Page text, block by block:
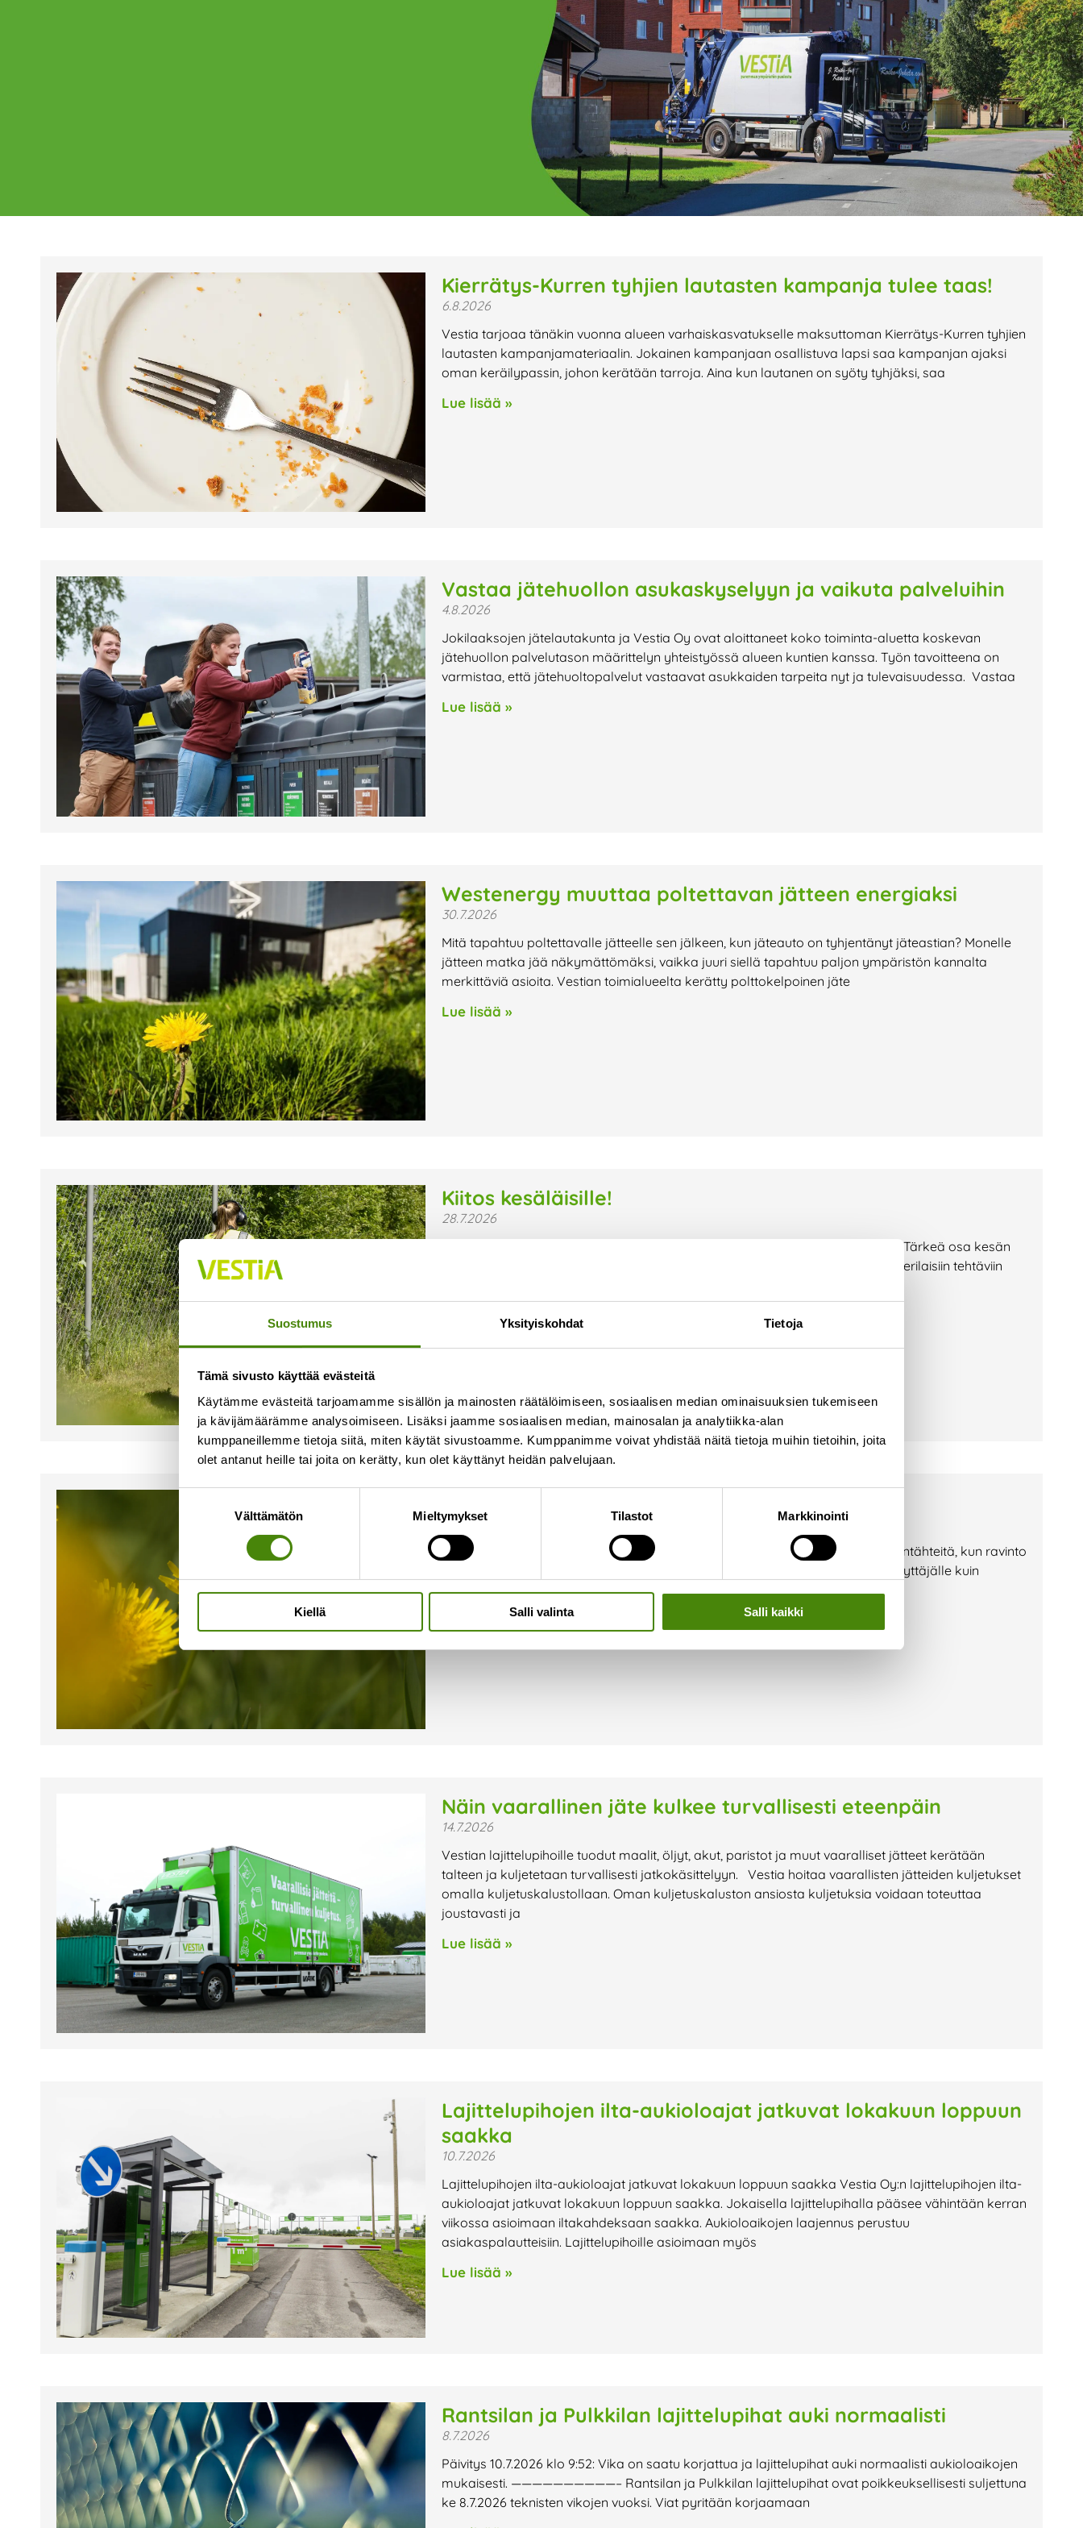
Suostumus Yksityiskohdat Tietoja
Tämä sivusto käyttää evästeitä
Käytämme evästeitä tarjoamamme sisällön ja mainosten räätälöimiseen, sosiaalisen median ominaisuuksien tukemiseen
ja kävijämäärämme analysoimiseen. Lisäksi jaamme sosiaalisen median, mainosalan ja analytiikka-alan
kumppaneillemme tietoja siitä, miten käytät sivustoamme. Kumppanimme voivat yhdistää näitä tietoja muihin tietoihin, joita
olet antanut heille tai joita on kerätty, kun olet käyttänyt heidän palvelujaan.
Välttämätön Mieltymykset Tilastot Markkinointi
Kiellä Salli valinta Salli kaikki
Ajankohtaista
Tältä sivulta löydät Vestian ajankohtaiset uutiset,
mahdolliset poikkeukset aukioloajoissa ja lähiaikojen
tapahtumat.
Kierrätys-Kurren tyhjien lautasten kampanja tulee taas!
6.8.2026
Vestia tarjoaa tänäkin vuonna alueen varhaiskasvatukselle maksuttoman Kierrätys-Kurren tyhjien
lautasten kampanjamateriaalin. Jokainen kampanjaan osallistuva lapsi saa kampanjan ajaksi
oman keräilypassin, johon kerätään tarroja. Aina kun lautanen on syöty tyhjäksi, saa
Lue lisää »
Vastaa jätehuollon asukaskyselyyn ja vaikuta palveluihin
4.8.2026
Jokilaaksojen jätelautakunta ja Vestia Oy ovat aloittaneet koko toiminta-aluetta koskevan
jätehuollon palvelutason määrittelyn yhteistyössä alueen kuntien kanssa. Työn tavoitteena on
varmistaa, että jätehuoltopalvelut vastaavat asukkaiden tarpeita nyt ja tulevaisuudessa. Vastaa
Lue lisää »
Westenergy muuttaa poltettavan jätteen energiaksi
30.7.2026
Mitä tapahtuu poltettavalle jätteelle sen jälkeen, kun jäteauto on tyhjentänyt jäteastian? Monelle
jätteen matka jää näkymättömäksi, vaikka juuri siellä tapahtuu paljon ympäristön kannalta
merkittäviä asioita. Vestian toimialueelta kerätty polttokelpoinen jäte
Lue lisää »
Kiitos kesäläisille!
28.7.2026
Kesä on jälleen ollut Vestian toimipaikoissa ja jätekeskuksilla aktiivista aikaa. Tärkeä osa kesän
sujuvaa arkea ovat olleet kesäläisemme, jotka ovat tarttuneet monipuolisesti erilaisiin tehtäviin
Lue lisää »
16.7.2026
Syksyn lähestyessä ampiaiset hakeutuvat herkästi jäteastioille etsimään ruuantähteitä, kun ravinto
alkaa olla niukkaa. Kiukkuiset ampiaiset voivat olla vaaraksi niin jäteastian käyttäjälle kuin
tyhjentäjällekin. Kiinteistönhaltijana vastuullasi on huolehtia, että jäteastiasi on
Lue lisää »
Näin vaarallinen jäte kulkee turvallisesti eteenpäin
14.7.2026
Vestian lajittelupihoille tuodut maalit, öljyt, akut, paristot ja muut vaaralliset jätteet kerätään
talteen ja kuljetetaan turvallisesti jatkokäsittelyyn. Vestia hoitaa vaarallisten jätteiden kuljetukset
omalla kuljetuskalustollaan. Oman kuljetuskaluston ansiosta kuljetuksia voidaan toteuttaa
joustavasti ja
Lue lisää »
Lajittelupihojen ilta-aukioloajat jatkuvat lokakuun loppuun
saakka
10.7.2026
Lajittelupihojen ilta-aukioloajat jatkuvat lokakuun loppuun saakka Vestia Oy:n lajittelupihojen ilta-
aukioloajat jatkuvat lokakuun loppuun saakka. Jokaisella lajittelupihalla pääsee vähintään kerran
viikossa asioimaan iltakahdeksaan saakka. Aukioloaikojen laajennus perustuu
asiakaspalautteisiin. Lajittelupihoille asioimaan myös
Lue lisää »
Rantsilan ja Pulkkilan lajittelupihat auki normaalisti
8.7.2026
Päivitys 10.7.2026 klo 9:52: Vika on saatu korjattua ja lajittelupihat auki normaalisti aukioloaikojen
mukaisesti. ——————————– Rantsilan ja Pulkkilan lajittelupihat ovat poikkeuksellisesti suljettuna
ke 8.7.2026 teknisten vikojen vuoksi. Viat pyritään korjaamaan
PagePagePagePagePage